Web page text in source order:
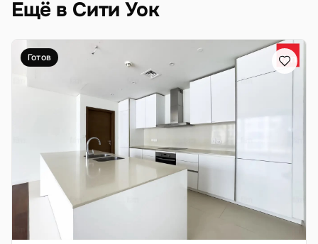
Ещё в Сити Уок
Готов